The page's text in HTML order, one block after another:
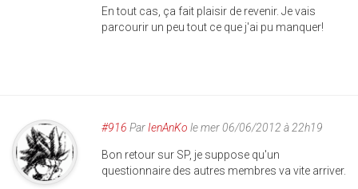
En tout cas, ça fait plaisir de revenir. Je vais
parcourir un peu tout ce que j'ai pu manquer!
#916 Par IenAnKo le mer 06/06/2012 à 22h19
Bon retour sur SP, je suppose qu'un
questionnaire des autres membres va vite arriver.